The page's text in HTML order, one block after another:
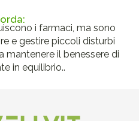
i farmaci, ma sono
e gestire piccoli disturbi
mantenere il benessere di
in equilibrio..